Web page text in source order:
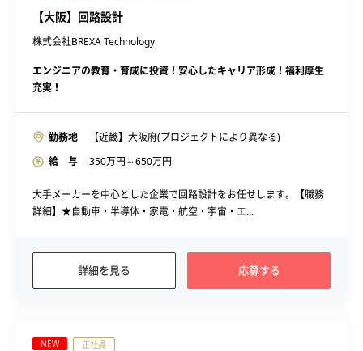
【大阪】回路設計
株式会社BREXA Technology
エンジニアの教育・育成に投資！安心したキャリア形成！福利厚生
充実！
勤務地
【近畿】大阪府(プロジェクトにより異なる)
給 与
350万円～650万円
大手メーカーを中心とした企業で回路設計をお任せします。【職務
詳細】★自動車・半導体・家電・航空・宇宙・エ...
詳細を見る 応募する
NEW 正社員